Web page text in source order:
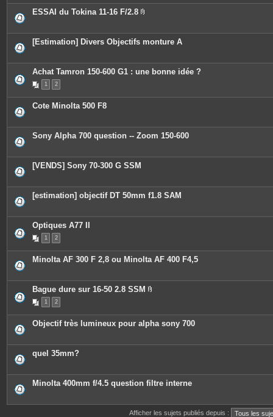
ESSAI du Tokina 11-16 F/2.8
è
c
j
o
i
e
[Estimation] Divers Objectifs monture A
Achat Tamron 150-600 G1 : une bonne idée ?
1 2
Cote Minolta 500 F8
Sony Alpha 700 question -- Zoom 150-600
[VENDS] Sony 70-300 G SSM
[estimation] objectif DT 50mm f1.8 SAM
Optiques A77 II
1 2
Minolta AF 300 F 2,8 ou Minolta AF 400 F4,5
Bague dure sur 16-50 2.8 SSM
c
e
o
e
s
1 2
Objectif très lumineux pour alpha sony 700
quel 35mm?
Minolta 400mm f/4.5 question filtre interne
Afficher les sujets publiés depuis :